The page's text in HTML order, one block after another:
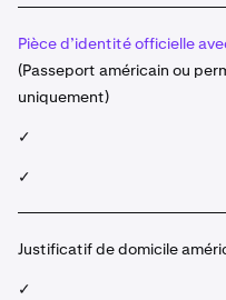
Pièce d’identité officielle
(Passeport américain ou
uniquement)
✓
✓
Justificatif de domicile
✓